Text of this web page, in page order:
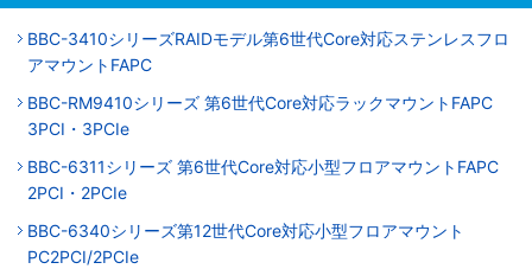
BBC-3410シリーズRAIDモデル第6世代Core対応ステンレスフロ
アマウントFAPC
BBC-RM9410シリーズ 第6世代Core対応ラックマウントFAPC
3PCI・3PCIe
BBC-6311シリーズ 第6世代Core対応小型フロアマウントFAPC
2PCI・2PCIe
BBC-6340シリーズ第12世代Core対応小型フロアマウント
PC2PCI/2PCIe